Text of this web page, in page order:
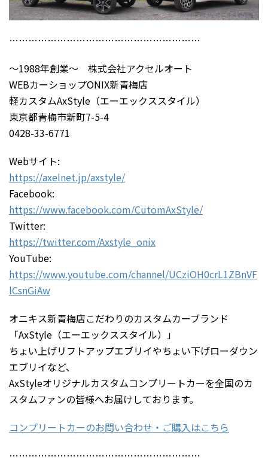
……………………………………………………
～1988年創業～ 株式会社アクセルオート
WEBカーショップONIX新青梅店
軽カスタムAxStyle（エーエックススタイル）
東京都青梅市新町7-5-4
0428-33-6771
Webサイト:
https://axelnet.jp/axstyle/
Facebook:
https://www.facebook.com/CutomAxStyle/
Twitter:
https://twitter.com/Axstyle_onix
YouTube:
https://www.youtube.com/channel/UCziOH0crL1ZBnVF
lCsnGiAw
オニキス新青梅店こだわりのカスタムカーブランド
「AxStyle（エーエックススタイル）」
ちょい上げリフトアップエブリイやちょい下げローダウン
エブリイなど、
AxStyleオリジナルカスタムコンプリートカーを全国のカ
スタムファンの皆様へお届けしております。
コンプリートカーのお問い合わせ・ご購入はこちら
……………………………………………………